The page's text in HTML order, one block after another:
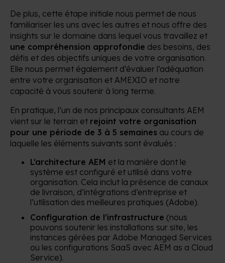
De plus, cette étape initiale nous permet de nous
familiariser les uns avec les autres et nous offre des
insights sur le domaine dans lequel vous travaillez et
une compréhension approfondie des besoins, des
défis et des objectifs uniques de votre organisation.
Elle nous permet également d’évaluer l’adéquation
entre votre organisation et AMEXIO et notre
capacité à vous soutenir à long terme.
En pratique, l’un de nos principaux consultants AEM
vient sur le terrain et rejoint votre organisation
pour une période de 3 à 5 semaines au cours de
laquelle les éléments suivants sont évalués :
L’architecture AEM et la manière dont le
système est configuré et utilisé dans votre
organisation. Cela inclut la présence de canaux
de livraison, d’intégrations d’entreprise et
l’utilisation des meilleures pratiques (Adobe).
Configuration de l’infrastructure (nous
pouvons soutenir les installations sur site, les
instances gérées par Adobe Managed Services
ou les configurations SaaS avec AEM as a Cloud
Service).